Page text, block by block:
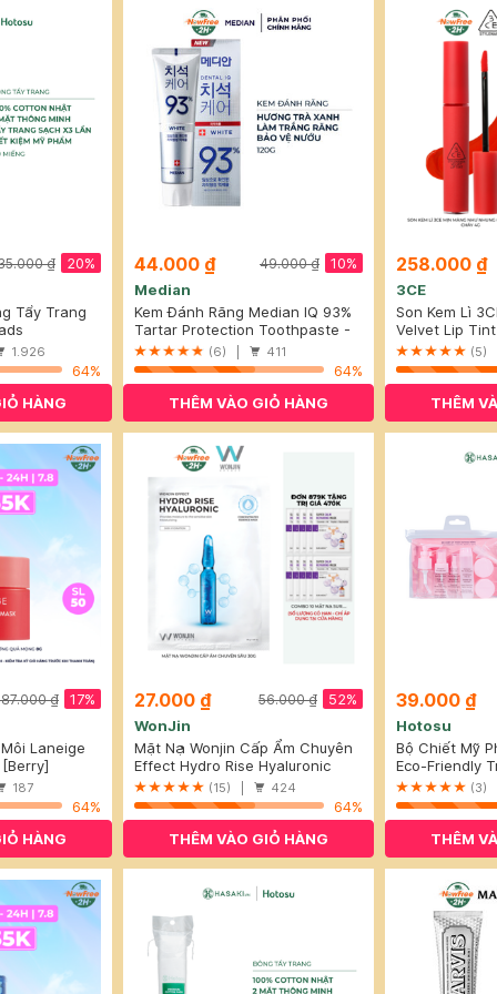
20%
₫
Tẩy Trang
Miếng
1.926
64%
HÀNG
44.000 ₫ 10%
49.000 ₫
Median
Kem Đánh Răng Median IQ 93%
Trắng Răng Màu Trắng Bạc 120g
Tartar Protection Toothpaste -
White
(6) | 411
64%
THÊM VÀO GIỎ HÀNG
258.000 ₫
3CE
Son Kem Lì
Nhung
Velvet Lip Tint
(5)
THÊM
17%
₫
Laneige
187
64%
HÀNG
27.000 ₫ 52%
56.000 ₫
WonJin
Mặt Nạ Wonjin Cấp Ẩm Chuyên
Sâu 30g
Effect Hydro Rise Hyaluronic
Concentrated Essence Mask
(15) | 424
64%
THÊM VÀO GIỎ HÀNG
39.000 ₫
Hotosu
Bộ Chiết Mỹ
(9 Món)
Eco-Friendly
(3)
THÊM